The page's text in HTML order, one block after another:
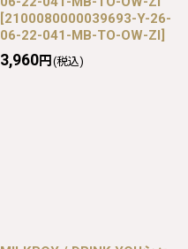
[2100080000039693-Y-26-
06-22-041-MB-TO-OW-ZI]
3,960円 (税込)